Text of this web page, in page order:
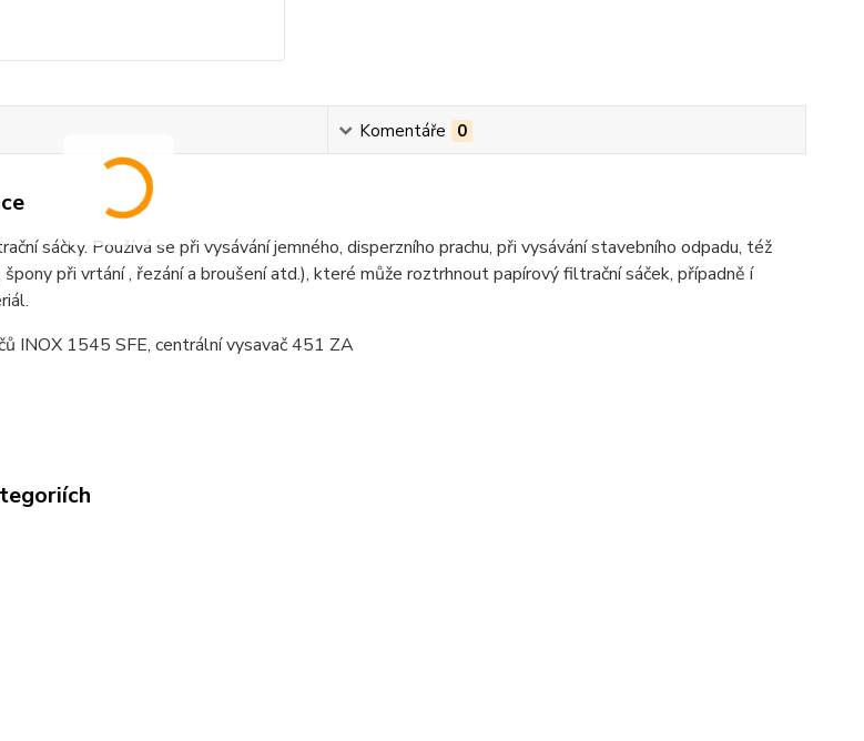
Komentáře 0
sáčky. Používá se při vysávání jemného, disperzního prachu, při vysávání stavebního odpadu, též
při vrtání , řezání a broušení atd.), které může roztrhnout papírový filtrační sáček, případně í
INOX 1545 SFE, centrální vysavač 451 ZA